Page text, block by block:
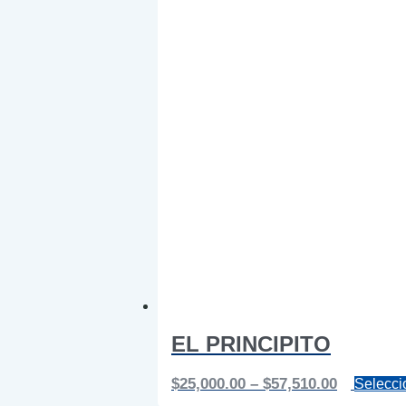
EL PRINCIPITO
$25,000.00 – $57,510.00Price